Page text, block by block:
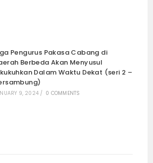
Pengurus Pakasa Cabang di
Berbeda Akan Menyusul
Dalam Waktu Dekat (seri 2 –
9, 2024 / 0 COMMENTS